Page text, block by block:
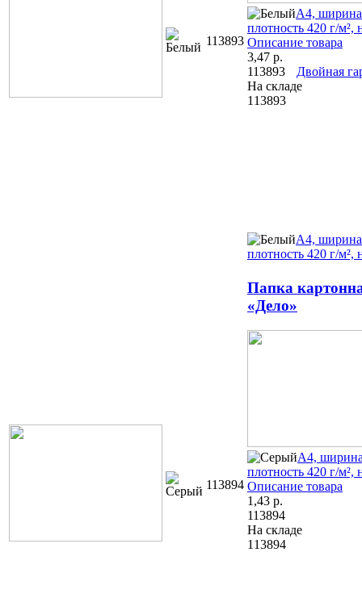
113893
А4,
плотность 420 г/м²,
Описание товара
3,47 р.
113893
Двойная
На складе
113893
А4,
плотность 420 г/м²,
113894
Папка
«Дело»
А4,
плотность 420 г/м²,
Описание товара
1,43 р.
113894
На складе
113894